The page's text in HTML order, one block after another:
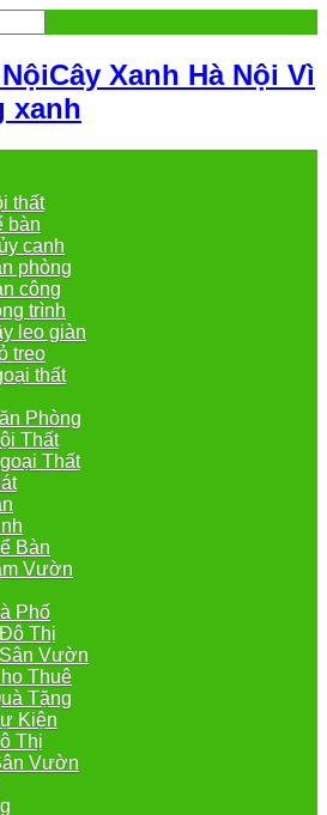
Cây Xanh Hà Nội Vì
xanh
thất
bàn
canh
phòng
công
trình
leo giàn
treo
thất
Phòng
Thất
Thất
Bàn
Vườn
Phố
Thị
Vườn
Thuê
Tặng
Kiện
Thị
Vườn